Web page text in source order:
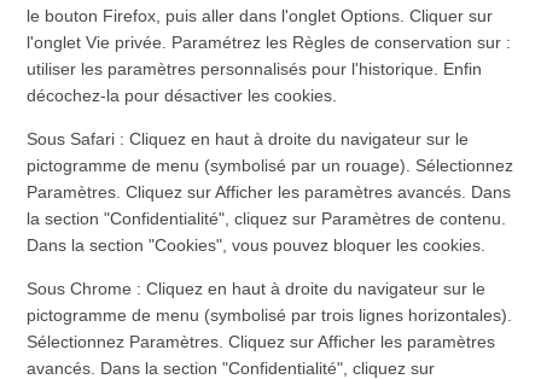
le bouton Firefox, puis aller dans l'onglet Options. Cliquer sur
l'onglet Vie privée. Paramétrez les Règles de conservation sur :
utiliser les paramètres personnalisés pour l'historique. Enfin
décochez-la pour désactiver les cookies.
Sous Safari : Cliquez en haut à droite du navigateur sur le
pictogramme de menu (symbolisé par un rouage). Sélectionnez
Paramètres. Cliquez sur Afficher les paramètres avancés. Dans
la section "Confidentialité", cliquez sur Paramètres de contenu.
Dans la section "Cookies", vous pouvez bloquer les cookies.
Sous Chrome : Cliquez en haut à droite du navigateur sur le
pictogramme de menu (symbolisé par trois lignes horizontales).
Sélectionnez Paramètres. Cliquez sur Afficher les paramètres
avancés. Dans la section "Confidentialité", cliquez sur